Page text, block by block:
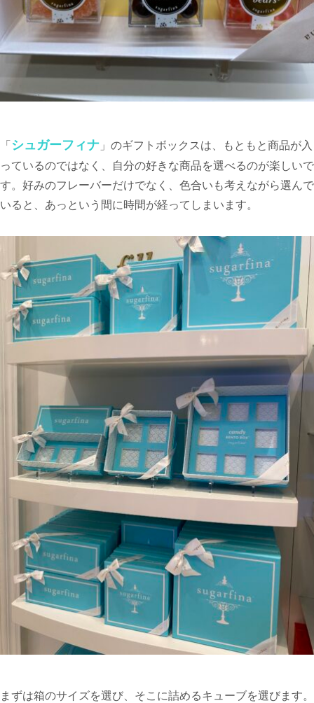
「 シュガーフィナ 」のギフトボックスは、もともと商品が入
っているのではなく、自分の好きな商品を選べるのが楽しいで
す。好みのフレーバーだけでなく、色合いも考えながら選んで
いると、あっという間に時間が経ってしまいます。
まずは箱のサイズを選び、そこに詰めるキューブを選びます。